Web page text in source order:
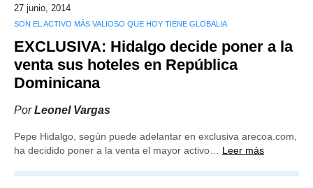
27 junio, 2014
SON EL ACTIVO MÁS VALIOSO QUE HOY TIENE GLOBALIA
EXCLUSIVA: Hidalgo decide poner a la
venta sus hoteles en República
Dominicana
PorLeonel Vargas
Pepe Hidalgo, según puede adelantar en exclusiva arecoa.com,
ha decidido poner a la venta el mayor activo… Leer más